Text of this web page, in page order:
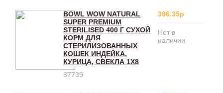
BOWL WOW NATURAL
SUPER PREMIUM
STERILISED 400 Г СУХОЙ
КОРМ ДЛЯ
СТЕРИЛИЗОВАННЫХ
КОШЕК ИНДЕЙКА,
КУРИЦА, СВЕКЛА 1Х8
87739
396.35р
Нет в
наличии